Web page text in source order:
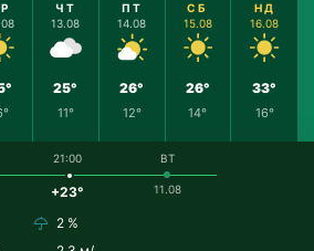
ЧТ
13.08
25°
11°
ПТ
14.08
26°
12°
СБ
15.08
26°
14°
НД
16.08
33°
16°
21:00
+23°
2 %
ВТ
11.08